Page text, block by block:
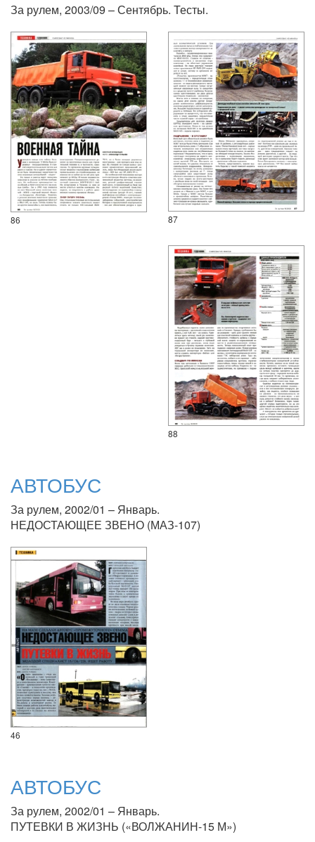
За рулем, 2003/09 – Сентябрь. Тесты.
86 87
88
АВТОБУС
За рулем, 2002/01 – Январь.
НЕДОСТАЮЩЕЕ ЗВЕНО (МАЗ-107)
46
АВТОБУС
За рулем, 2002/01 – Январь.
ПУТЕВКИ В ЖИЗНЬ («ВОЛЖАНИН-15 М»)